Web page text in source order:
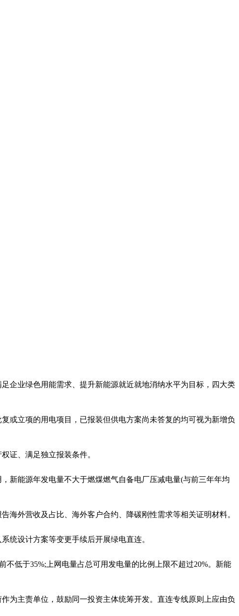
企业绿色用能需求、提升新能源就近就地消纳水平为目标，四大类
或立项的用电项目，已报装但供电方案尚未答复的均可视为新增负
证、满足独立报装条件。
新能源年发电量不大于燃煤燃气自备电厂压减电量(与前三年年均
海外营收及占比、海外客户合约、降碳刚性需求等相关证明材料。
统设计方案等变更手续后开展绿电直连。
低于35%;上网电量占总可用发电量的比例上限不超过20%。新能
为主责单位，鼓励同一投资主体统筹开发。直连专线原则上应由负